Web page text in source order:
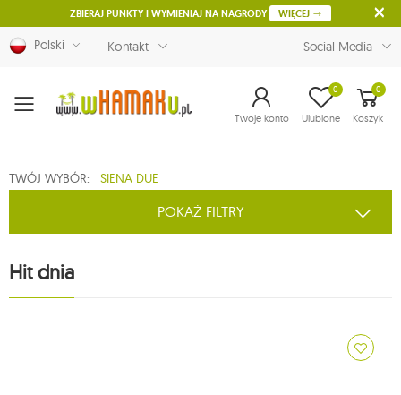
ZBIERAJ PUNKTY I WYMIENIAJ NA NAGRODY WIĘCEJ
Polski Kontakt Social Media
Menu Twoje konto Ulubione
0 0
Koszyk
TWÓJ WYBÓR: SIENA DUE
POKAŻ FILTRY
Hit dnia